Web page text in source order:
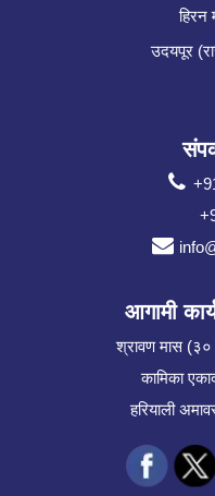
हिरन
उदयपूर
आगामी
श्रावण मास
कामिका
हरियाली